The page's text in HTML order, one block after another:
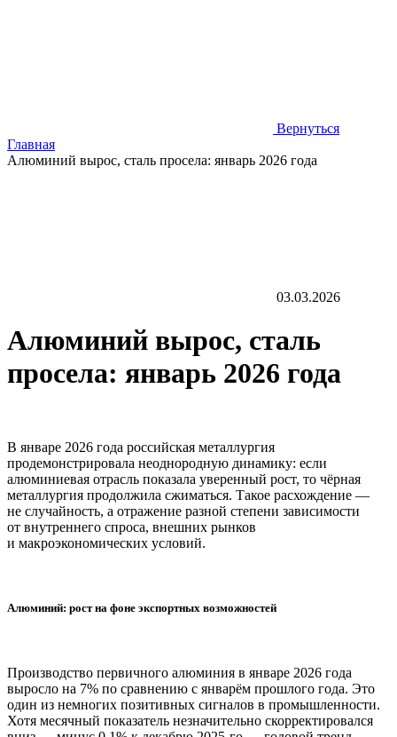
Вернуться
Главная
Алюминий вырос, сталь просела: январь 2026 года
03.03.2026
Алюминий вырос, сталь
просела: январь 2026 года
В январе 2026 года российская металлургия
продемонстрировала неоднородную динамику: если
алюминиевая отрасль показала уверенный рост, то чёрная
металлургия продолжила сжиматься. Такое расхождение —
не случайность, а отражение разной степени зависимости
от внутреннего спроса, внешних рынков
и макроэкономических условий.
Алюминий: рост на фоне экспортных возможностей
Производство первичного алюминия в январе 2026 года
выросло на 7% по сравнению с январём прошлого года. Это
один из немногих позитивных сигналов в промышленности.
Хотя месячный показатель незначительно скорректировался